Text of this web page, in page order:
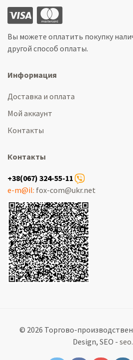
Вы можете оплатить покупку
другой способ оплаты.
Информация
Доставка и оплата
Мой аккаунт
Контакты
Контакты
+38(067) 324-55-11
e-m@il: fox-com@ukr.net
© 2026 Торгово-
Design, SEO -